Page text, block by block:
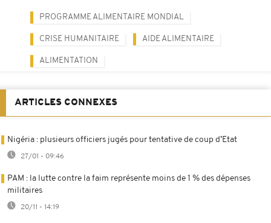
PROGRAMME ALIMENTAIRE MONDIAL
CRISE HUMANITAIRE AIDE ALIMENTAIRE
ALIMENTATION
ARTICLES CONNEXES
Nigéria : plusieurs officiers jugés pour tentative de coup d’Etat
27/01 - 09:46
PAM : la lutte contre la faim représente moins de 1 % des dépenses
militaires
20/11 - 14:19